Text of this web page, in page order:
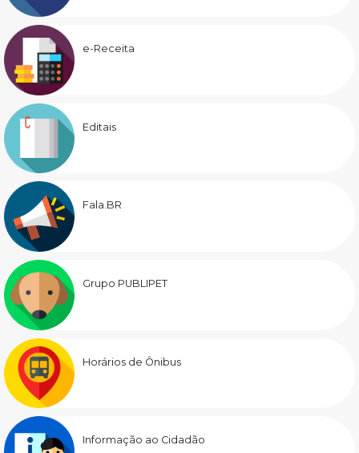
e-Receita
Editais
Fala.BR
Grupo PUBLIPET
Horários de Ônibus
Informação ao Cidadão